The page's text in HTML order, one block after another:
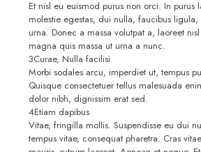
Et nisl eu euismod purus non orci. In purus
molestie egestas, dui nulla, faucibus ligula,
urna. Donec a massa volutpat a, laoreet
magna quis massa ut urna a nunc.
3Curae, Nulla facilisi
Morbi sodales arcu, imperdiet ut, tempus
Quisque consectetuer tellus malesuada
dolor nibh, dignissim erat sed.
4Etiam dapibus
Vitae, fringilla mollis. Suspendisse eu dui
tempus vitae, consequat pharetra. Cras